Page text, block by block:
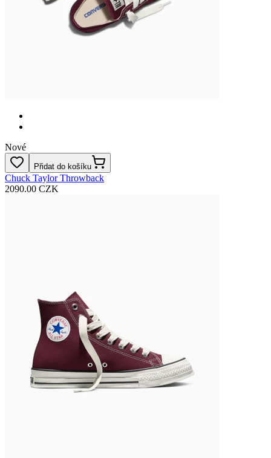
Nové
Přidat do košíku
Chuck Taylor Throwback
2090.00 CZK